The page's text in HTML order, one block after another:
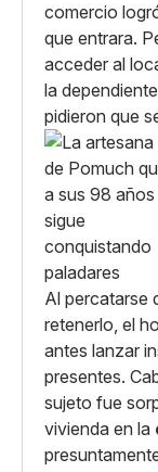
comercio
que entrara.
acceder al
la
pidieron que
Al percatarse
retenerlo, el
antes lanzar
presentes.
sujeto fue
vivienda en la